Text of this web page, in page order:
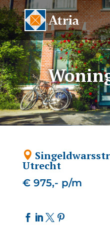
Utrecht
€ 975,- p/m